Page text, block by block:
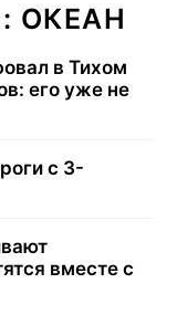
ОКЕАН
в Тихом
его уже не
с 3-
вместе с